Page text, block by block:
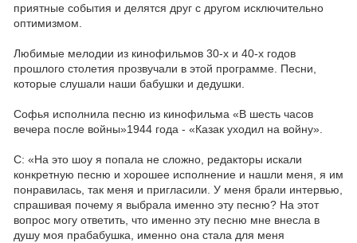
приятные события и делятся друг с другом исключительно
оптимизмом.
Любимые мелодии из кинофильмов 30-х и 40-х годов
прошлого столетия прозвучали в этой программе. Песни,
которые слушали наши бабушки и дедушки.
Софья исполнила песню из кинофильма «В шесть часов
вечера после войны»1944 года - «Казак уходил на войну».
С: «На это шоу я попала не сложно, редакторы искали
конкретную песню и хорошее исполнение и нашли меня, я им
понравилась, так меня и пригласили. У меня брали интервью,
спрашивая почему я выбрала именно эту песню? На этот
вопрос могу ответить, что именно эту песню мне внесла в
душу моя прабабушка, именно она стала для меня